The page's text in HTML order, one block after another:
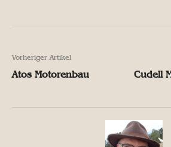
Vorheriger Artikel
Atos Motorenbau Cudell